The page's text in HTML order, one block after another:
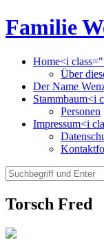
Familie
Home<i
Über
Der Name
Stammbaum<i
Personen
Impressum<i
Torsch Fred